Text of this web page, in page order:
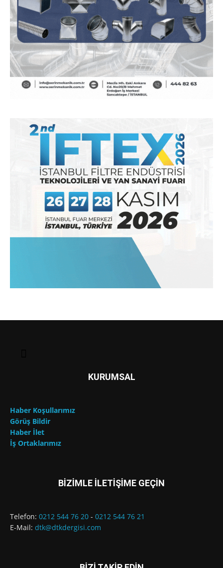
KURUMSAL
Haber Koşullarımız
Görüş Bildir
Haber İlet
İş Ortaklarımız
BİZİMLE İLETİŞİME GEÇİN
Telefon: 0212 544 76 20 - 0212 544 76 21
E-Mail: dtk@dtkdergisi.com